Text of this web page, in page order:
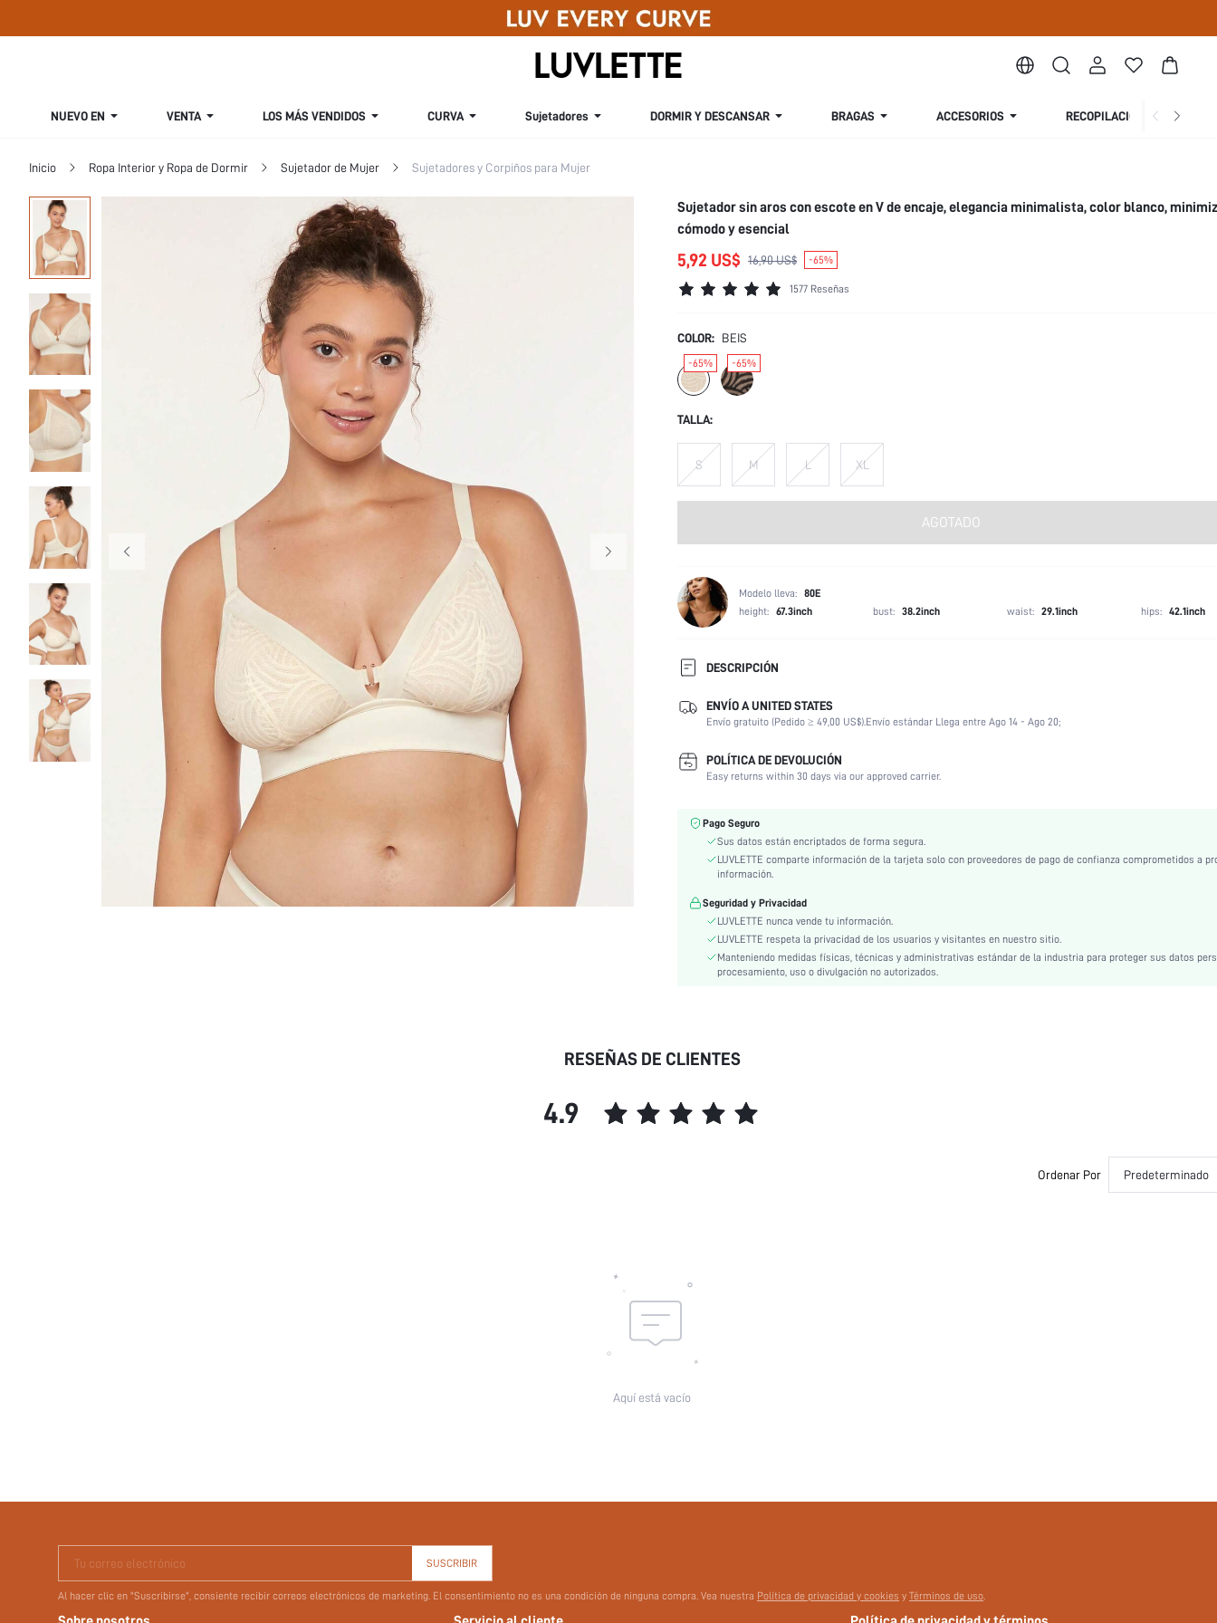
NUEVO EN VENTA LOS MÁS VENDIDOS CURVA Sujetadores DORMIR Y DESCANSAR BRAGAS ACCESORIOS RECOPILACIÓN
Inicio Ropa Interior y Ropa de Dormir Sujetador de Mujer Sujetadores y Corpiños para Mujer
Sujetador sin aros con escote en V de encaje, elegancia minimalista, color blanco,
cómodo y esencial
5,92 US$ 16,90 US$ -65%
1577 Reseñas
COLOR: BEIS
-65% -65%
TALLA:
S M L XL
AGOTADO
Modelo lleva: 80E
height: 67.3inch bust: 38.2inch waist: 29.1inch hips: 42.1inch
DESCRIPCIÓN
Tipo de Tirantes:
Tirantes ajustables
Beis
Aros:
Inalámbrico
Escenarios:
Fiesta, Festival de Música, Oficina, Casa, Diario
Material:
Usuarios de Ropa Interior y
Ropa para Dormir:
Novia, Dama de Honor
Sujección:
Estilo:
Instrucciones de Cuidado:
Lavar a mano, no limpiar en seco
Nivel de Revestimiento:
Sin Forro
Tipo de Sujetador:
Triangulo
ENVÍO A UNITED STATES
Envío gratuito (Pedido ≥ 49,00 US$).Envío estándar Llega entre Ago 14 - Ago 20;
POLÍTICA DE DEVOLUCIÓN
Easy returns within 30 days via our approved carrier.
Pago Seguro
Sus datos están encriptados de forma segura.
LUVLETTE comparte información de la tarjeta solo con proveedores de pago de confianza comprometidos a
información.
Seguridad y Privacidad
LUVLETTE nunca vende tu información.
LUVLETTE respeta la privacidad de los usuarios y visitantes en nuestro sitio.
Manteniendo medidas físicas, técnicas y administrativas estándar de la industria para proteger sus datos
procesamiento, uso o divulgación no autorizados.
RESEÑAS DE CLIENTES
4.9
Ordenar Por Predeterminado
Aquí está vacío
Tu correo electrónico SUSCRIBIR
Al hacer clic en "Suscribirse", consiente recibir correos electrónicos de marketing. El consentimiento no es una condición de ninguna compra. Vea nuestra Política de privacidad y cookies y Términos de uso.